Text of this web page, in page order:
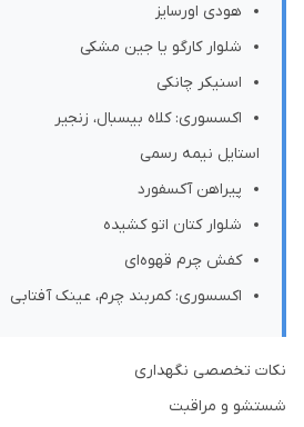
هودی اورسایز
شلوار کارگو یا جین مشکی
اسنیکر چانکی
اکسسوری: کلاه بیسبال، زنجیر
استایل نیمه رسمی
پیراهن آکسفورد
شلوار کتان اتو کشیده
کفش چرم قهوه‌ای
اکسسوری: کمربند چرم، عینک آفتابی
نکات تخصصی نگهداری
شستشو و مراقبت